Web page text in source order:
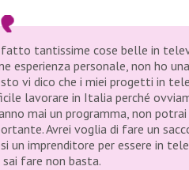
tantissime cose belle in
esperienza personale, non ho
vi dico che i miei progetti in
lavorare in Italia perché
mai un programma, non
Avrei voglia di fare un
un imprenditore per essere in
sai fare non basta.